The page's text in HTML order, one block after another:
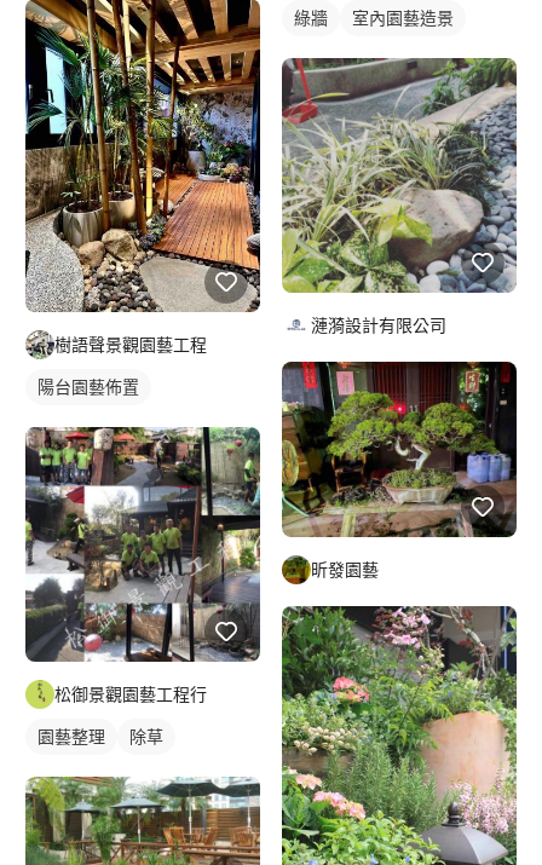
樹語聲景觀園藝工程
陽台園藝佈置
松御景觀園藝工程行
園藝整理 除草
綠牆 室內園藝造景
漣漪設計有限公司
昕發園藝